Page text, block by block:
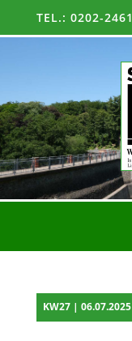
TEL.: 0202-
KW27 | 06.07.2025